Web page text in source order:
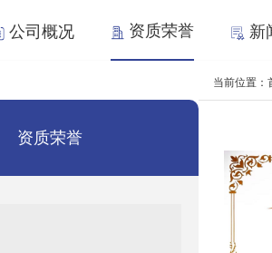
公司概况 资质荣誉 新
资质荣誉
当前位置：